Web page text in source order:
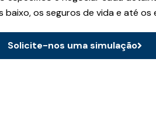
baixo, os seguros de vida e até
Solicite-nos uma simulação